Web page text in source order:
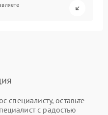
специалисту, оставьте
с радостью